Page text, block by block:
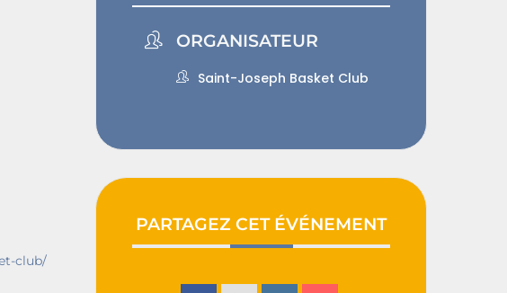
club/
ORGANISATEUR
Saint-Joseph Basket Club
PARTAGEZ CET ÉVÉNEMENT